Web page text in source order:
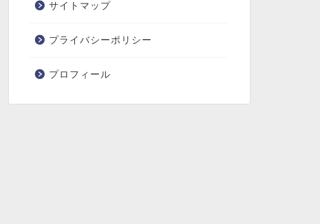
サイトマップ
プライバシーポリシー
プロフィール